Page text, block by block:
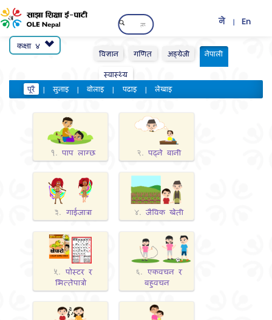
ने | En
विज्ञान गणित अङ्ग्रेजी नेपाली
स्वास्थ्य
कक्षा ४
पूरै | सुनाइ | बोलाइ | पढाइ | लेखाइ
१. पाप लाग्छ २. पढ्ने बानी
३. गाईजात्रा ४. जैविक खेती
५. पोस्टर र
भित्‍तेपात्रो
६. एकवचन र
बहुवचन